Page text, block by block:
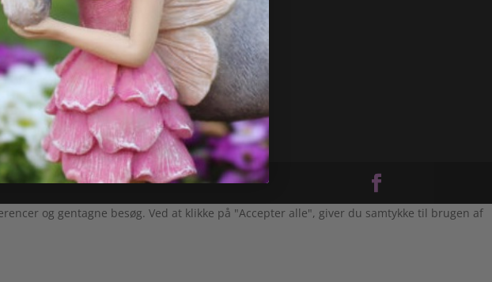
og gentagne besøg. Ved at klikke på "Accepter alle", giver du samtykke til brugen af